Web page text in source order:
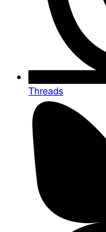
Threads